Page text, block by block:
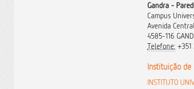
Gandra -
Campus
Avenida
4585-116
Telefone:
Instituição de
INSTITUTO